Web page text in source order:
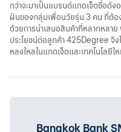
กว่าจะมาเป็นแบรนด์แกดเจ็ตชื่อดั
ฝันของกลุ่มเพื่อนวัยรุ่น 3 คน ที่ต้อ
ด้วยการนำเสนอสินค้าที่หลากหลา
ประโยชน์ต่อลูกค้า 425Degree จึ
หลงใหลในแกดเจ็ตและเทคโนโลยีใ
Bangkok Bank